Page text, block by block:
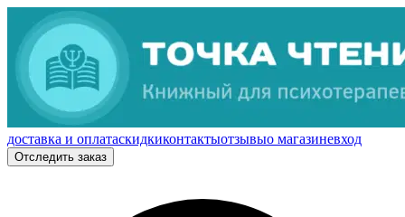
доставка и оплатаскидкиконтактыотзывыо магазиневход
Отследить заказ